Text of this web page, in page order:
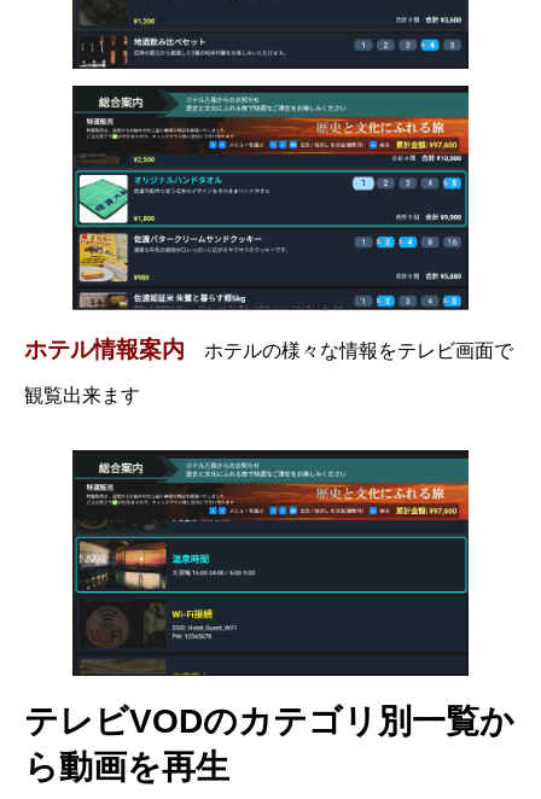
ホテル情報案内 ホテルの様々な情報をテレビ画面で
観覧出来ます
テレビVODのカテゴリ別一覧か
ら動画を再生